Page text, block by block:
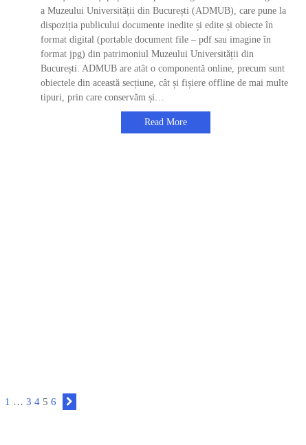
a Muzeului Universității din București (ADMUB), care pune la
dispoziția publicului documente inedite și edite și obiecte în
format digital (portable document file – pdf sau imagine în
format jpg) din patrimoniul Muzeului Universității din
București. ADMUB are atât o componentă online, precum sunt
obiectele din această secțiune, cât și fișiere offline de mai multe
tipuri, prin care conservăm și…
Read More
1 … 3 4 5 6